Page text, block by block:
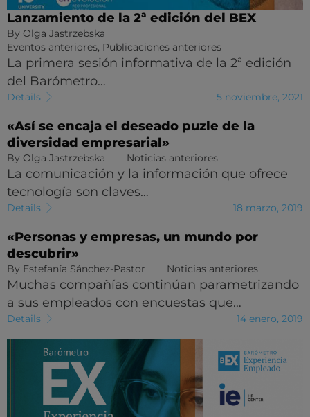
Lanzamiento de la 2ª edición del BEX
By Olga Jastrzebska
Eventos anteriores, Publicaciones anteriores
La primera sesión informativa de la 2ª edición
del Barómetro…
Details 5 noviembre, 2021
«Así se encaja el deseado puzle de la
diversidad empresarial»
By Olga Jastrzebska Noticias anteriores
La comunicación y la información que ofrece
tecnología son claves…
Details 18 marzo, 2019
«Personas y empresas, un mundo por
descubrir»
By Estefanía Sánchez-Pastor Noticias anteriores
Muchas compañías continúan parametrizando
a sus empleados con encuestas que…
Details 14 enero, 2019